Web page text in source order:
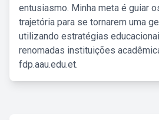
entusiasmo. Minha meta é guiar
trajetória para se tornarem uma
utilizando estratégias
renomadas instituições
fdp.aau.edu.et.